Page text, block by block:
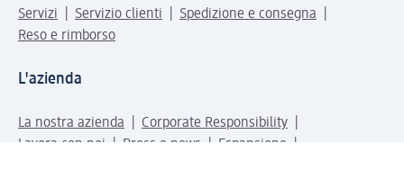
Servizi Servizio clienti
Spedizione e consegna
Reso e rimborso
L'azienda
La nostra azienda
Corporate Responsibility
Lavora con noi
Press e news
Espansione